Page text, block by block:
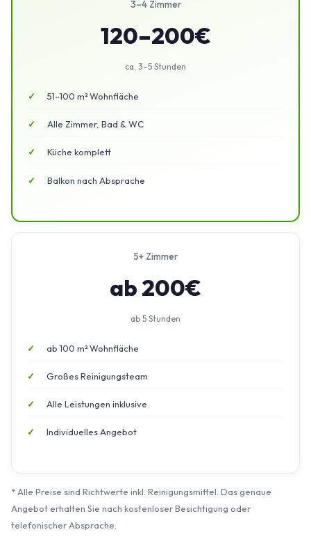
3–4 Zimmer
120–200€
ca. 3–5 Stunden
51–100 m² Wohnfläche
Alle Zimmer, Bad & WC
Küche komplett
Balkon nach Absprache
5+ Zimmer
ab 200€
ab 5 Stunden
ab 100 m² Wohnfläche
Großes Reinigungsteam
Alle Leistungen inklusive
Individuelles Angebot
* Alle Preise sind Richtwerte inkl. Reinigungsmittel. Das genaue
Angebot erhalten Sie nach kostenloser Besichtigung oder
telefonischer Absprache.